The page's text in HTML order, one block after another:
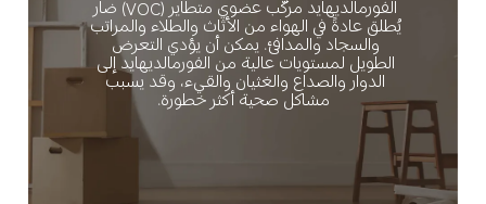
الفورمالديهايد مركّب عضوي متطاير (VOC) ضار
يُطلق عادةً في الهواء من الأثاث والطلاء والمراتب
والسجاد والمدافئ. يمكن أن يؤدي التعرض
الطويل لمستويات عالية من الفورمالديهايد إلى
الدوار والصداع والغثيان والقيء، وقد يسبب
مشاكل صحية أكثر خطورة.